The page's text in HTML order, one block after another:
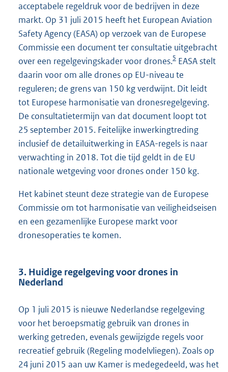
acceptabele regeldruk voor de bedrijven in deze
markt. Op 31 juli 2015 heeft het European Aviation
Safety Agency (EASA) op verzoek van de Europese
Commissie een document ter consultatie uitgebracht
over een regelgevingskader voor drones.5 EASA stelt
daarin voor om alle drones op EU-niveau te
reguleren; de grens van 150 kg verdwijnt. Dit leidt
tot Europese harmonisatie van dronesregelgeving.
De consultatietermijn van dat document loopt tot
25 september 2015. Feitelijke inwerkingtreding
inclusief de detailuitwerking in EASA-regels is naar
verwachting in 2018. Tot die tijd geldt in de EU
nationale wetgeving voor drones onder 150 kg.
Het kabinet steunt deze strategie van de Europese
Commissie om tot harmonisatie van veiligheidseisen
en een gezamenlijke Europese markt voor
dronesoperaties te komen.
3. Huidige regelgeving voor drones in
Nederland
Op 1 juli 2015 is nieuwe Nederlandse regelgeving
voor het beroepsmatig gebruik van drones in
werking getreden, evenals gewijzigde regels voor
recreatief gebruik (Regeling modelvliegen). Zoals op
24 juni 2015 aan uw Kamer is medegedeeld, was het